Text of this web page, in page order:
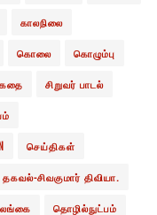
காலநிலை
கொலை கொழும்பு
சிறுவர் பாடல்
செய்திகள்
தகவல்-சிவகுமார் திவியா.
தொழில்நுட்பம்